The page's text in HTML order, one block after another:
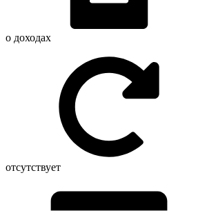
о доходах
отсутствует